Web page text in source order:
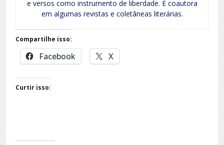
e versos como instrumento de liberdade. É coautora
em algumas revistas e coletâneas literárias.
Compartilhe isso:
Facebook X
Curtir isso: